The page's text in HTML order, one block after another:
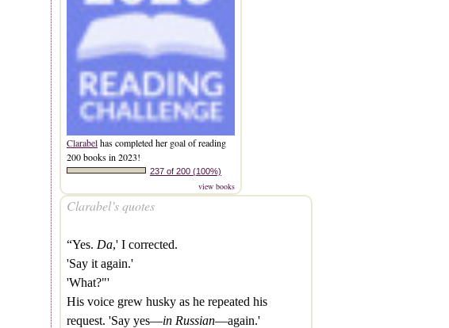
Clarabelhas completed her goal of reading
200 books in 2023!
237 of 200 (100%)
view books
Clarabel’s quotes
“Yes. Da,' I corrected.
'Say it again.'
'What?"'
His voice grew husky as he repeated his
request. 'Say yes—in Russian—again.'